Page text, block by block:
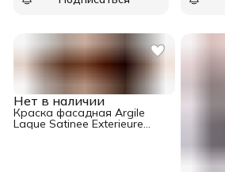
Нет в наличии
Краска фасадная Argile
Laque Satinee Exterieure